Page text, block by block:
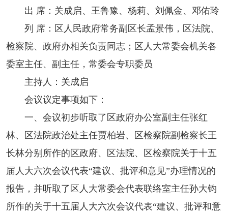
出 席：关成启、王鲁豫、杨莉、刘佩金、邓佑玲
列 席：区人民政府常务副区长孟景伟，区法院、
检察院、政府办相关负责同志；区人大常委会机关各
委室主任、副主任，常委会专职委员
主持人：关成启
会议议定事项如下：
一、会议初步听取了区政府办公室副主任张红
林、区法院政治处主任贾柏岩、区检察院副检察长王
长林分别所作的区政府、区法院、区检察院关于十五
届人大六次会议代表“建议、批评和意见”办理情况的
报告，并听取了区人大常委会代表联络室主任孙大钧
所作的关于十五届人大六次会议代表“建议、批评和意